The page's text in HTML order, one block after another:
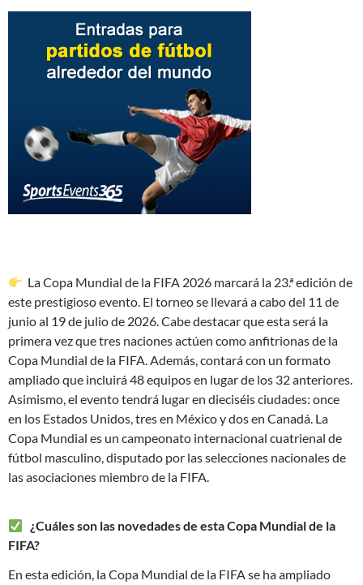
La Copa Mundial de la FIFA 2026 marcará la 23.ª edición de
este prestigioso evento. El torneo se llevará a cabo del 11 de
junio al 19 de julio de 2026. Cabe destacar que esta será la
primera vez que tres naciones actúen como anfitrionas de la
Copa Mundial de la FIFA. Además, contará con un formato
ampliado que incluirá 48 equipos en lugar de los 32 anteriores.
Asimismo, el evento tendrá lugar en dieciséis ciudades: once
en los Estados Unidos, tres en México y dos en Canadá. La
Copa Mundial es un campeonato internacional cuatrienal de
fútbol masculino, disputado por las selecciones nacionales de
las asociaciones miembro de la FIFA.
¿Cuáles son las novedades de esta Copa Mundial de la
FIFA?
En esta edición, la Copa Mundial de la FIFA se ha ampliado